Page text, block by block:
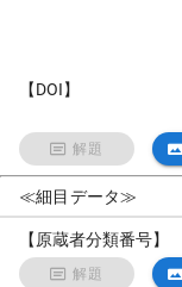
【DOI】
解題
≪細目データ≫
【原蔵者分類番号】
解題